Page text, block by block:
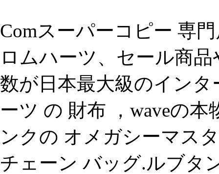
Comスーパーコピー 専
ロムハーツ、セール商
数が日本最大級のイン
ーツ の 財布 ，waveの
ンクの オメガシーマス
チェーン バッグ.ルブタ